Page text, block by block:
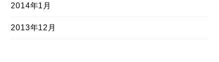
2014年1月
2013年12月